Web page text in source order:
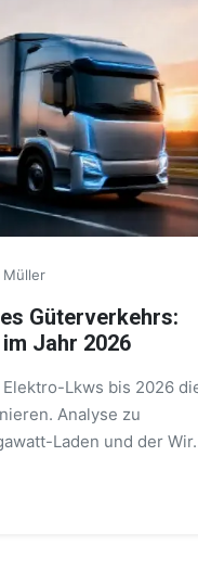
Müller
Güterverkehrs:
Jahr 2026
Lkws bis 2026
Analyse zu
Laden und der